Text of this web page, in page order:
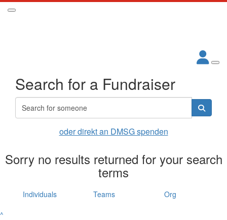
Search for a Fundraiser
oder direkt an DMSG spenden
Sorry no results returned for your search
terms
Individuals Teams
Org
^